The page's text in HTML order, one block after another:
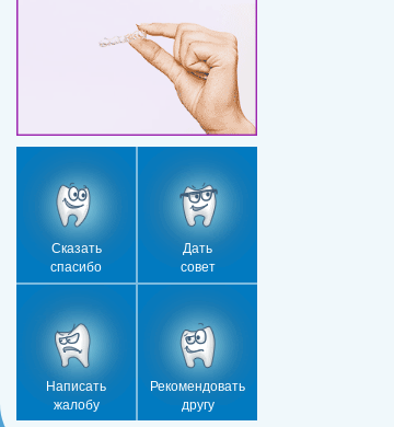
Сказать
спасибо
Дать
совет
Написать
жалобу
Рекомендовать
другу